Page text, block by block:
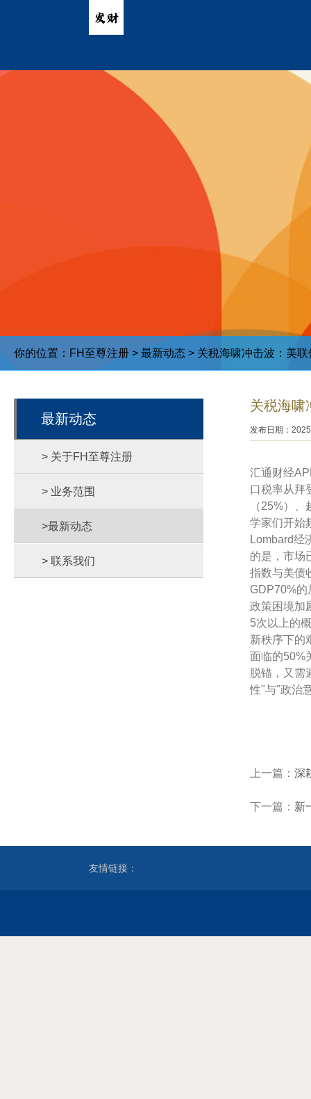
你的位置： FH至尊注册 > 最新动态 > 关税海啸冲击波：美
最新动态
> 关于FH至尊注册
> 业务范围
>最新动态
> 联系我们
关税海啸
发布日期：
汇通财经
口税率从拜
（25%）
学家们开始
Lombard经
的是，市场
指数与美债
GDP70%
政策困境加
5次以上的
新秩序下的
面临的50%
脱锚，又需
性"与"政治
上一篇： 深
下一篇： 新
友情链接：